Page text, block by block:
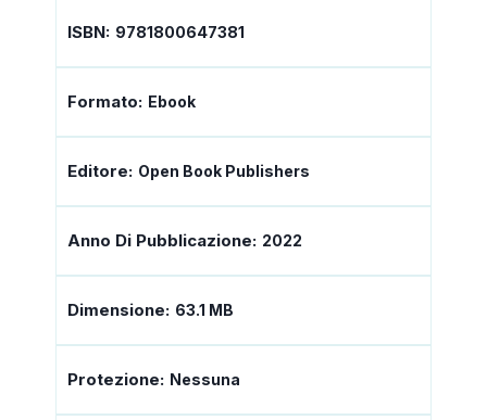
ISBN: 9781800647381
Formato: Ebook
Editore: Open Book Publishers
Anno Di Pubblicazione: 2022
Dimensione: 63.1 MB
Protezione: Nessuna